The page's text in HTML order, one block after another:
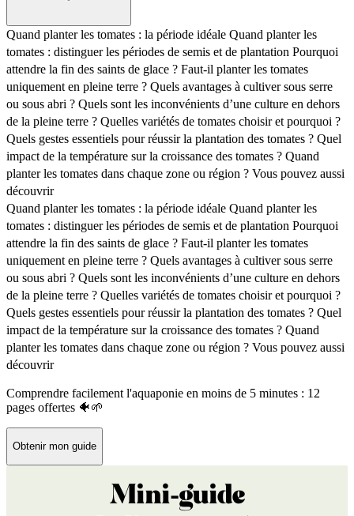
Quand planter les tomates : la période idéale Quand planter les
tomates : distinguer les périodes de semis et de plantation Pourquoi
attendre la fin des saints de glace ? Faut-il planter les tomates
uniquement en pleine terre ? Quels avantages à cultiver sous serre
ou sous abri ? Quels sont les inconvénients d’une culture en dehors
de la pleine terre ? Quelles variétés de tomates choisir et pourquoi ?
Quels gestes essentiels pour réussir la plantation des tomates ? Quel
impact de la température sur la croissance des tomates ? Quand
planter les tomates dans chaque zone ou région ? Vous pouvez aussi
découvrir
Quand planter les tomates : la période idéale Quand planter les
tomates : distinguer les périodes de semis et de plantation Pourquoi
attendre la fin des saints de glace ? Faut-il planter les tomates
uniquement en pleine terre ? Quels avantages à cultiver sous serre
ou sous abri ? Quels sont les inconvénients d’une culture en dehors
de la pleine terre ? Quelles variétés de tomates choisir et pourquoi ?
Quels gestes essentiels pour réussir la plantation des tomates ? Quel
impact de la température sur la croissance des tomates ? Quand
planter les tomates dans chaque zone ou région ? Vous pouvez aussi
découvrir
Comprendre facilement l'aquaponie en moins de 5 minutes : 12
pages offertes 🐠🌱
Obtenir mon guide
Mini-guide